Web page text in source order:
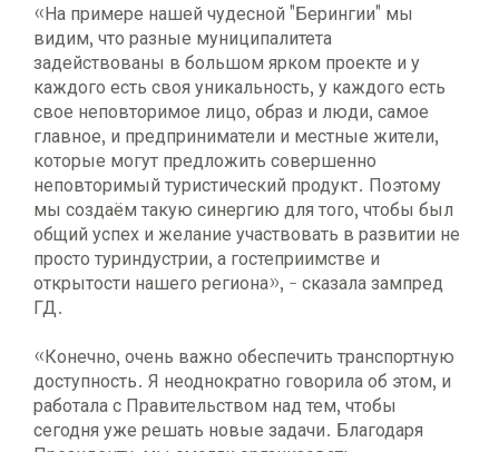
«На примере нашей чудесной "Берингии" мы
видим, что разные муниципалитета
задействованы в большом ярком проекте и у
каждого есть своя уникальность, у каждого есть
свое неповторимое лицо, образ и люди, самое
главное, и предприниматели и местные жители,
которые могут предложить совершенно
неповторимый туристический продукт. Поэтому
мы создаём такую синергию для того, чтобы был
общий успех и желание участвовать в развитии не
просто туриндустрии, а гостеприимстве и
открытости нашего региона», - сказала зампред
ГД.
«Конечно, очень важно обеспечить транспортную
доступность. Я неоднократно говорила об этом, и
работала с Правительством над тем, чтобы
сегодня уже решать новые задачи. Благодаря